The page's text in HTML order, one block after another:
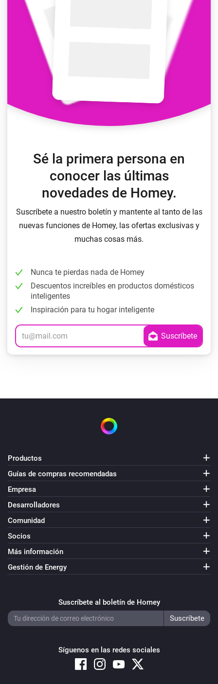
Sé la primera persona en
conocer las últimas
novedades de Homey.
Suscríbete a nuestro boletín y mantente al tanto de las
nuevas funciones de Homey, las ofertas exclusivas y
muchas cosas más.
Nunca te pierdas nada de Homey
Descuentos increíbles en productos domésticos
inteligentes
Inspiración para tu hogar inteligente
Productos
Guías de compras recomendadas
Empresa
Desarrolladores
Comunidad
Socios
Más información
Gestión de Energy
Suscríbete al boletín de Homey
Síguenos en las redes sociales